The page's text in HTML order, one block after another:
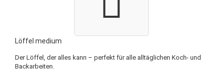
Löffel medium
Der Löffel, der alles kann – perfekt für alle alltäglichen Koch- und
Backarbeiten.